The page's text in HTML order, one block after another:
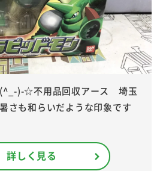
(^_-)-☆不用品回収アース 埼玉
さも和らいだような印象です
詳しく見る